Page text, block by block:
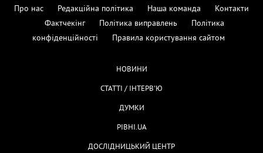
Про нас Редакційна політика Наша команда
Контакти
Фактчекінг
Політика виправлень
Політика
конфіденційності
Правила користування сайтом
НОВИНИ
СТАТТІ / ІНТЕРВ'Ю
ДУМКИ
РІВНІ.UA
ДОСЛІДНИЦЬКИЙ ЦЕНТР